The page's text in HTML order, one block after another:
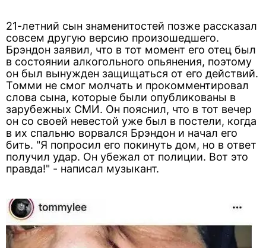
21-летний сын знаменитостей позже рассказал
совсем другую версию произошедшего.
Брэндон заявил, что в тот момент его отец был
в состоянии алкогольного опьянения, поэтому
он был вынужден защищаться от его действий.
Томми не смог молчать и прокомментировал
слова сына, которые были опубликованы в
зарубежных СМИ. Он пояснил, что в тот вечер
он со своей невестой уже был в постели, когда
в их спальню ворвался Брэндон и начал его
бить. "Я попросил его покинуть дом, но в ответ
получил удар. Он убежал от полиции. Вот это
правда!" - написал музыкант.